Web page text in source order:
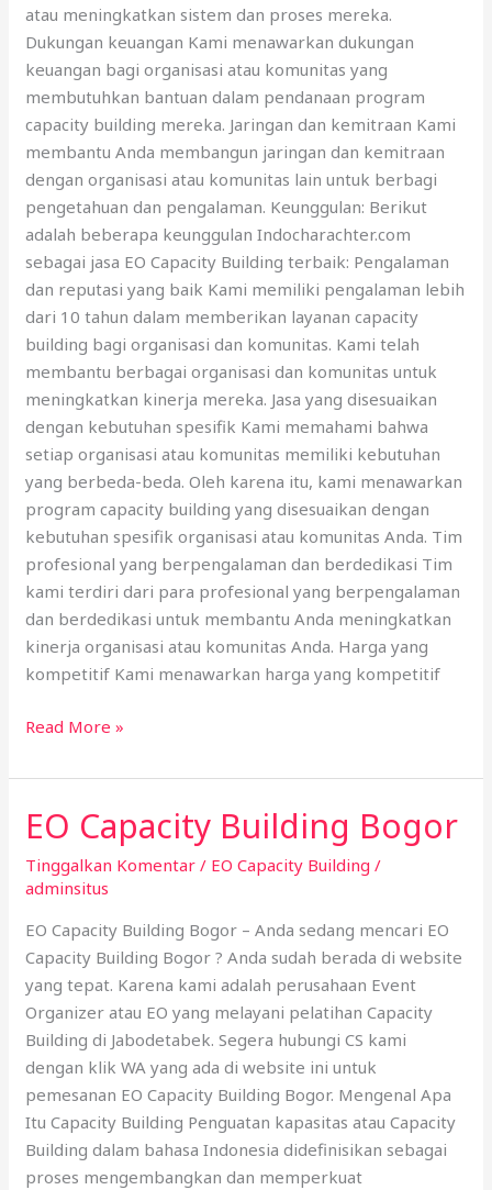
atau meningkatkan sistem dan proses mereka.
Dukungan keuangan Kami menawarkan dukungan
keuangan bagi organisasi atau komunitas yang
membutuhkan bantuan dalam pendanaan program
capacity building mereka. Jaringan dan kemitraan Kami
membantu Anda membangun jaringan dan kemitraan
dengan organisasi atau komunitas lain untuk berbagi
pengetahuan dan pengalaman. Keunggulan: Berikut
adalah beberapa keunggulan Indocharachter.com
sebagai jasa EO Capacity Building terbaik: Pengalaman
dan reputasi yang baik Kami memiliki pengalaman lebih
dari 10 tahun dalam memberikan layanan capacity
building bagi organisasi dan komunitas. Kami telah
membantu berbagai organisasi dan komunitas untuk
meningkatkan kinerja mereka. Jasa yang disesuaikan
dengan kebutuhan spesifik Kami memahami bahwa
setiap organisasi atau komunitas memiliki kebutuhan
yang berbeda-beda. Oleh karena itu, kami menawarkan
program capacity building yang disesuaikan dengan
kebutuhan spesifik organisasi atau komunitas Anda. Tim
profesional yang berpengalaman dan berdedikasi Tim
kami terdiri dari para profesional yang berpengalaman
dan berdedikasi untuk membantu Anda meningkatkan
kinerja organisasi atau komunitas Anda. Harga yang
kompetitif Kami menawarkan harga yang kompetitif
Read More »
EO Capacity Building Bogor
Tinggalkan Komentar / EO Capacity Building /
adminsitus
EO Capacity Building Bogor – Anda sedang mencari EO
Capacity Building Bogor ? Anda sudah berada di website
yang tepat. Karena kami adalah perusahaan Event
Organizer atau EO yang melayani pelatihan Capacity
Building di Jabodetabek. Segera hubungi CS kami
dengan klik WA yang ada di website ini untuk
pemesanan EO Capacity Building Bogor. Mengenal Apa
Itu Capacity Building Penguatan kapasitas atau Capacity
Building dalam bahasa Indonesia didefinisikan sebagai
proses mengembangkan dan memperkuat
EO
Capacity
Building
Bogor